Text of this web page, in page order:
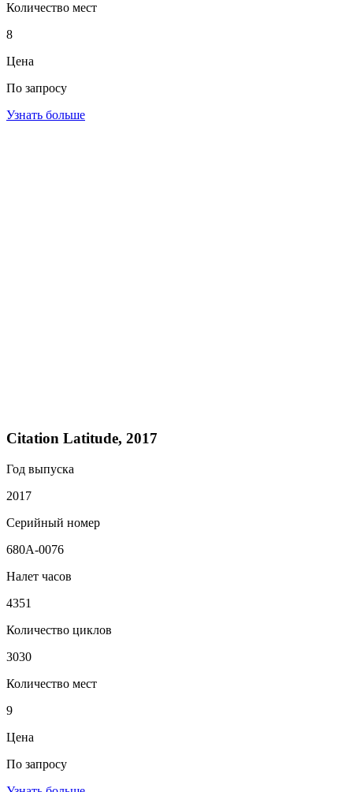
Количество мест
8
Цена
По запросу
Узнать больше
Citation Latitude, 2017
Год выпуска
2017
Серийный номер
680A-0076
Налет часов
4351
Количество циклов
3030
Количество мест
9
Цена
По запросу